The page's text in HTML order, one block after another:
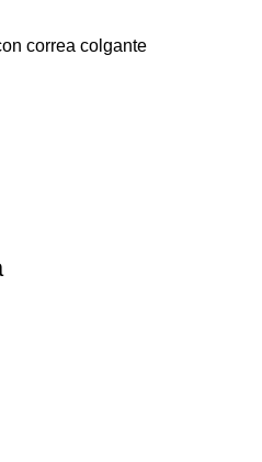
correa colgante